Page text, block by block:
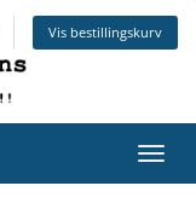
Vis bestillingskurv
Skift